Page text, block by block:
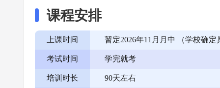
课程安排
上课时间 暂定2026年11月月中 （学校确
考试时间 学完就考
培训时长 90天左右